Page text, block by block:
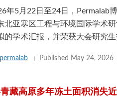
年5月22日至24日，Permalab
北亚寒区工程与环境国际学术
的学术汇报，并荣获大会研究生
permalab Published May 24, 2026
藏高原多年冻土面积消失